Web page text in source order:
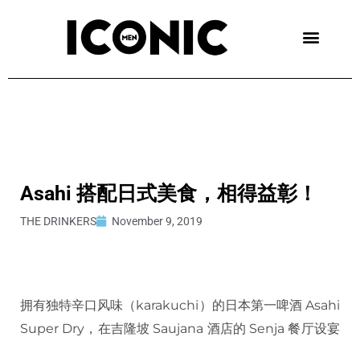
Asahi 搭配日式美食，相得益彰！
THE DRINKERS November 9, 2019
拥有独特辛口风味（karakuchi）的日本第一啤酒 Asahi
Super Dry，在吉隆坡 Saujana 酒店的 Senja 餐厅设宴